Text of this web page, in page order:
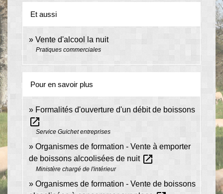
Et aussi
Vente d'alcool la nuit
Pratiques commerciales
Pour en savoir plus
Formalités d'ouverture d'un débit de boissons
open_in_new
Service Guichet entreprises
Organismes de formation - Vente à emporter
de boissons alcoolisées de nuit open_in_new
Ministère chargé de l'intérieur
Organismes de formation - Vente de boissons